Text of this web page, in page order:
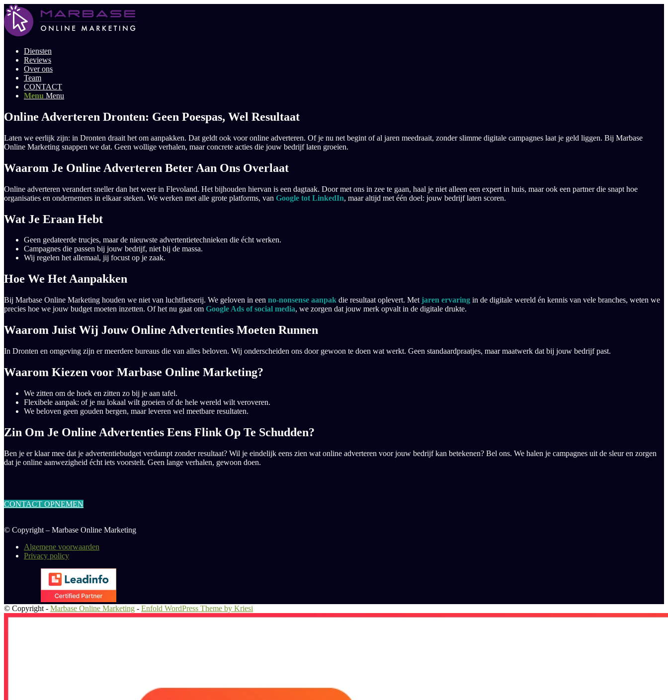
Diensten
Reviews
Over ons
Team
CONTACT
Menu Menu
Online Adverteren Dronten: Geen Poespas, Wel Resultaat
Laten we eerlijk zijn: in Dronten draait het om aanpakken. Dat geldt ook voor online adverteren. Of je nu net begint of al jaren meedraait, zonder slimme digitale campagnes laat je geld liggen. Bij Marbase
Online Marketing snappen we dat. Geen wollige verhalen, maar concrete acties die jouw bedrijf laten groeien.
Waarom Je Online Adverteren Beter Aan Ons Overlaat
Online adverteren verandert sneller dan het weer in Flevoland. Het bijhouden hiervan is een dagtaak. Door met ons in zee te gaan, haal je niet alleen een expert in huis, maar ook een partner die snapt hoe
organisaties en ondernemers in elkaar steken. We werken met alle grote platforms, van Google tot LinkedIn, maar altijd met één doel: jouw bedrijf laten scoren.
Wat Je Eraan Hebt
Geen gedateerde trucjes, maar de nieuwste advertentietechnieken die écht werken.
Campagnes die passen bij jouw bedrijf, niet bij de massa.
Wij regelen het allemaal, jij focust op je zaak.
Hoe We Het Aanpakken
Bij Marbase Online Marketing houden we niet van luchtfietserij. We geloven in een no-nonsense aanpak die resultaat oplevert. Met jaren ervaring in de digitale wereld én kennis van vele branches, weten we
precies hoe we jouw budget moeten inzetten. Of het nu gaat om Google Ads of social media, we zorgen dat jouw merk opvalt in de digitale drukte.
Waarom Juist Wij Jouw Online Advertenties Moeten Runnen
In Dronten en omgeving zijn er meerdere bureaus die van alles beloven. Wij onderscheiden ons door gewoon te doen wat werkt. Geen standaardpraatjes, maar maatwerk dat bij jouw bedrijf past.
Waarom Kiezen voor Marbase Online Marketing?
We zitten om de hoek en zitten zo bij je aan tafel.
Flexibele aanpak: of je nu lokaal wilt groeien of de hele wereld wilt veroveren.
We beloven geen gouden bergen, maar leveren wel meetbare resultaten.
Zin Om Je Online Advertenties Eens Flink Op Te Schudden?
Ben je er klaar mee dat je advertentiebudget verdampt zonder resultaat? Wil je eindelijk eens zien wat online adverteren voor jouw bedrijf kan betekenen? Bel ons. We halen je campagnes uit de sleur en zorgen
dat je online aanwezigheid écht iets voorstelt. Geen lange verhalen, gewoon doen.
CONTACT OPNEMEN
© Copyright – Marbase Online Marketing
Algemene voorwaarden
Privacy policy
© Copyright - Marbase Online Marketing - Enfold WordPress Theme by Kriesi